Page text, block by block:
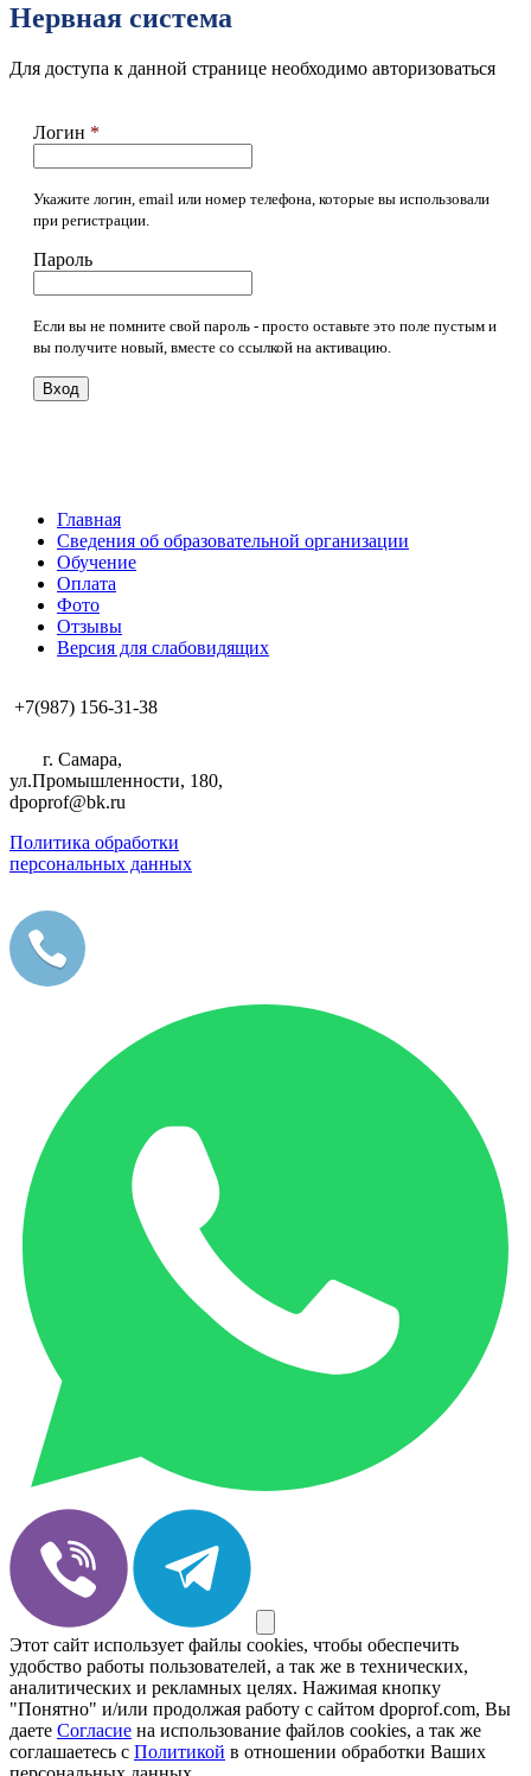
Нервная система
Для доступа к данной странице необходимо авторизоваться
Логин *
Укажите логин, email или номер телефона, которые вы использовали
при регистрации.
Пароль
Если вы не помните свой пароль - просто оставьте это поле пустым и
вы получите новый, вместе со ссылкой на активацию.
Вход
Главная
Сведения об образовательной организации
Обучение
Оплата
Фото
Отзывы
Версия для слабовидящих
+7(987) 156-31-38
г. Самара,
ул.Промышленности, 180,
dpoprof@bk.ru
Политика обработки
персональных данных
Этот сайт использует файлы cookies, чтобы обеспечить
удобство работы пользователей, а так же в технических,
аналитических и рекламных целях. Нажимая кнопку
"Понятно" и/или продолжая работу с сайтом dpoprof.com, Вы
даете Согласие на использование файлов cookies, а так же
соглашаетесь с Политикой в отношении обработки Ваших